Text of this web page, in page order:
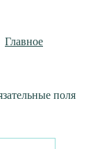
Главное
поля